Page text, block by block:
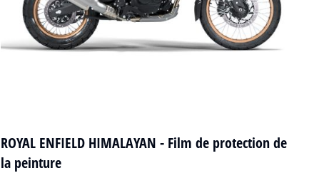
ROYAL ENFIELD HIMALAYAN - Film de protection de
la peinture